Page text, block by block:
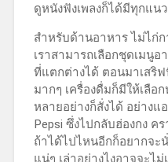
ดูหนังฟังเพลงก็ได้มีทุกแน
สำหรับด้านอาหาร ไม่ไก่
เราสามารถเลือกชุดเมนู
ที่แตกต่างได้ ตอนมาเสริ
มากๆ เครื่องดื่มก็มีให้เลือ
หลายอย่างก็สั่งได้ อย่างแ
Pepsi ซึ่งไปกลับฮ่องกง
ถ้าได้ไปไหนอีกก็อยากจะ
แน่ๆ เล่าอย่างไงอาจจะไ